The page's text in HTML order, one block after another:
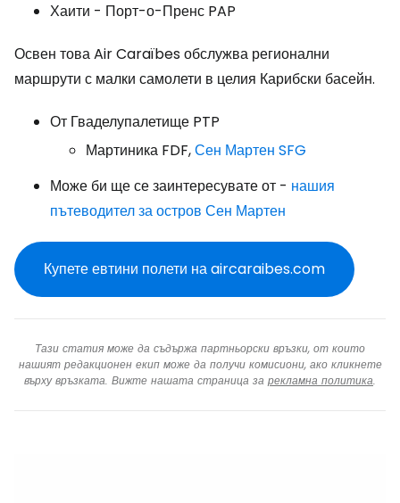
Хаити - Порт-о-Пренс PAP
Освен това Air Caraïbes обслужва регионални
маршрути с малки самолети в целия Карибски басейн.
От Гваделупалетище PTP
Мартиника FDF,Сен Мартен SFG
Може би ще се заинтересувате от - нашия
пътеводител за остров Сен Мартен
Купете евтини полети на aircaraibes.com
Тази статия може да съдържа партньорски връзки, от които
нашият редакционен екип може да получи комисиони, ако кликнете
върху връзката. Вижте нашата страница за рекламна политика.